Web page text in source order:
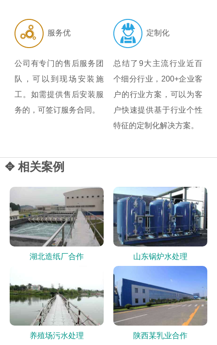
服务优
公司有专门的售后服务团
队，可以到现场安装施
工。如需提供售后安装服
务的，可签订服务合同。
定制化
总结了9大主流行业近百
个细分行业，200+企业客
户的行业方案，可以为客
户快速提供基于行业个性
特征的定制化解决方案。
✥ 相关案例
湖北造纸厂合作 山东锅炉水处理
养殖场污水处理 陕西某乳业合作